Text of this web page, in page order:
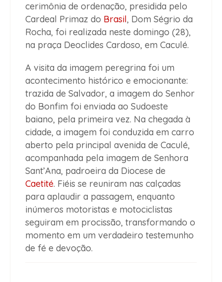
cerimônia de ordenação, presidida pelo
Cardeal Primaz do Brasil, Dom Ségrio da
Rocha, foi realizada neste domingo (28),
na praça Deoclides Cardoso, em Caculé.
A visita da imagem peregrina foi um
acontecimento histórico e emocionante:
trazida de Salvador, a imagem do Senhor
do Bonfim foi enviada ao Sudoeste
baiano, pela primeira vez. Na chegada à
cidade, a imagem foi conduzida em carro
aberto pela principal avenida de Caculé,
acompanhada pela imagem de Senhora
Sant’Ana, padroeira da Diocese de
Caetité. Fiéis se reuniram nas calçadas
para aplaudir a passagem, enquanto
inúmeros motoristas e motociclistas
seguiram em procissão, transformando o
momento em um verdadeiro testemunho
de fé e devoção.